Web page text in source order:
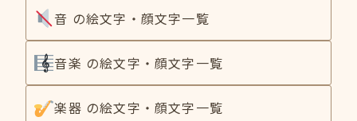
音 の絵文字・顔文字一覧
音楽 の絵文字・顔文字一覧
楽器 の絵文字・顔文字一覧